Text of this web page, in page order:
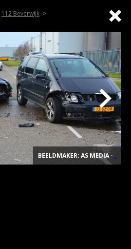
112 Beverwijk
BEELDMAKER: AS MEDIA - .